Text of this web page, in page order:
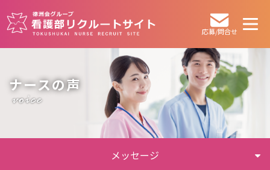
応募/問合せ
ナースの声
メッセージ